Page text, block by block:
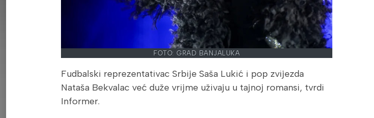
FOTO: GRAD BANJALUKA
Fudbalski reprezentativac Srbije Saša Lukić i pop zvijezda
Nataša Bekvalac već duže vrijme uživaju u tajnoj romansi, tvrdi
Informer.